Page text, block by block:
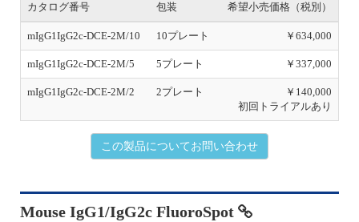
カタログ番号 包装 希望小売価格（税別）
mIgG1IgG2c-DCE-2M/10 10プレート ￥634,000
mIgG1IgG2c-DCE-2M/5 5プレート ￥337,000
mIgG1IgG2c-DCE-2M/2 2プレート
￥140,000
初回トライアルあり
この製品についてお問い合わせ
Mouse IgG1/IgG2c FluoroSpot